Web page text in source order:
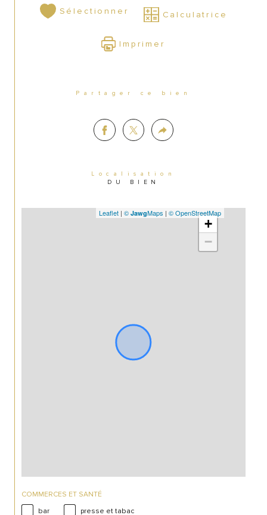
Sélectionner Calculatrice
Imprimer
Partager ce bien
Localisation
DU BIEN
+
−
Leaflet | © JawgMaps | © OpenStreetMap
COMMERCES ET SANTÉ
bar
presse et tabac